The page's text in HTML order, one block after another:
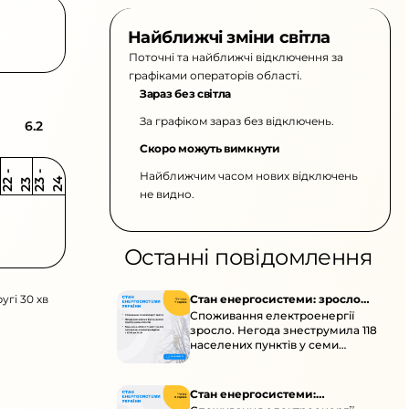
6.2
2 2
-
2 3 2 3
-
2 4
30 хв
Найближчі зміни світла
Поточні та найближчі відключення за
графіками операторів області.
Зараз без світла
За графіком зараз без відключень.
Скоро можуть вимкнути
Найближчим часом нових відключень
не видно.
Останні повідомлення
Стан енергосистеми: зросло
споживання через негоду
Споживання електроенергії
зросло. Негода знеструмила 118
населених пунктів у семи
областях. Обмежте
електроприладами 10:00–23:00.
Стан енергосистеми: